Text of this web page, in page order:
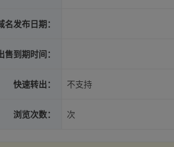
名发布日期：
售到期时间：
快速转出： 不支持
浏览次数： 次